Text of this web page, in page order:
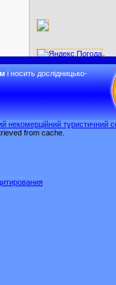
і носить дослідницько-
некомерційний туристичний
from cache.